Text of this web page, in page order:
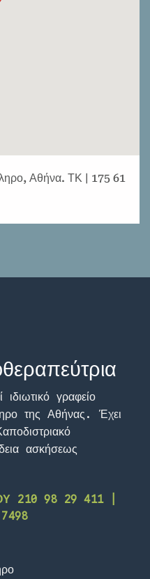
Αθήνα. ΤΚ | 175 61
γραφείο
της Αθήνας. Έχει
ασκήσεως
210 98 29 411 |